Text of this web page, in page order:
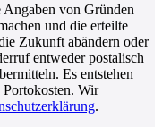
Angaben von Gründen
und die erteilte
Zukunft abändern oder
entweder postalisch
Es entstehen
Portokosten. Wir
.